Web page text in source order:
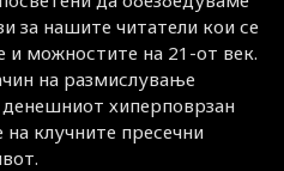
за нашите читатели кои се
и можностите на 21-от век.
на размислување
хиперповрзан
клучните пресечни